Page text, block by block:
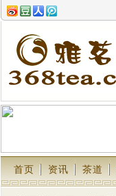
首页 资讯 茶道